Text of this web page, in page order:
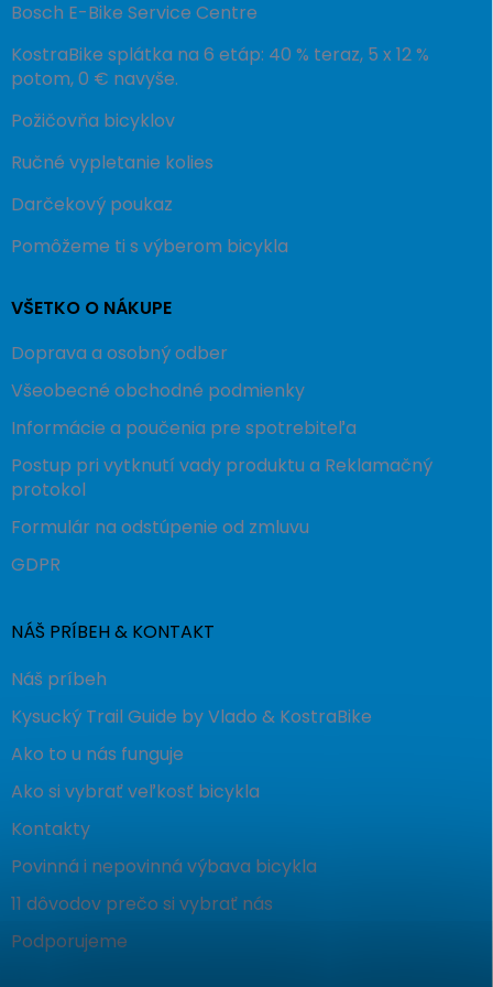
Bosch E-Bike Service Centre
KostraBike splátka na 6 etáp: 40 % teraz, 5 x 12 %
potom, 0 € navyše.
Požičovňa bicyklov
Ručné vypletanie kolies
Darčekový poukaz
Pomôžeme ti s výberom bicykla
VŠETKO O NÁKUPE
Doprava a osobný odber
Všeobecné obchodné podmienky
Informácie a poučenia pre spotrebiteľa
Postup pri vytknutí vady produktu a Reklamačný
protokol
Formulár na odstúpenie od zmluvu
GDPR
NÁŠ PRÍBEH & KONTAKT
Náš príbeh
Kysucký Trail Guide by Vlado & KostraBike
Ako to u nás funguje
Ako si vybrať veľkosť bicykla
Kontakty
Povinná i nepovinná výbava bicykla
11 dôvodov prečo si vybrať nás
Podporujeme